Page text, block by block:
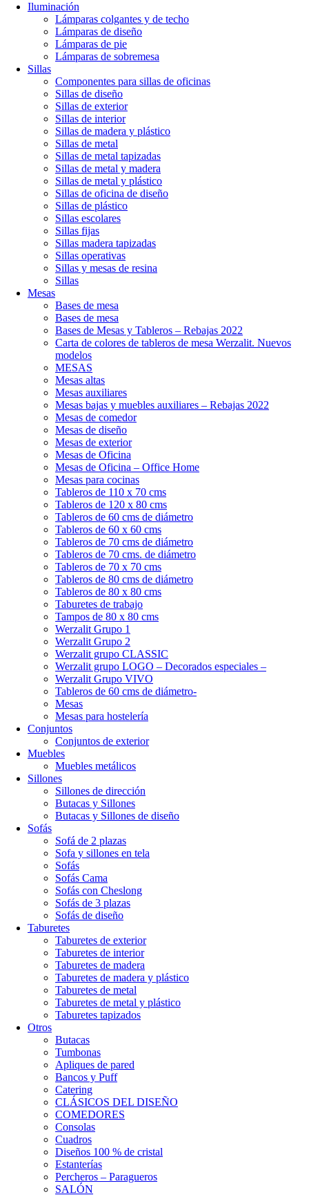
Iluminación
Lámparas colgantes y de techo
Lámparas de diseño
Lámparas de pie
Lámparas de sobremesa
Sillas
Componentes para sillas de oficinas
Sillas de diseño
Sillas de exterior
Sillas de interior
Sillas de madera y plástico
Sillas de metal
Sillas de metal tapizadas
Sillas de metal y madera
Sillas de metal y plástico
Sillas de oficina de diseño
Sillas de plástico
Sillas escolares
Sillas fijas
Sillas madera tapizadas
Sillas operativas
Sillas y mesas de resina
Sillas
Mesas
Bases de mesa
Bases de mesa
Bases de Mesas y Tableros – Rebajas 2022
Carta de colores de tableros de mesa Werzalit. Nuevos
modelos
MESAS
Mesas altas
Mesas auxiliares
Mesas bajas y muebles auxiliares – Rebajas 2022
Mesas de comedor
Mesas de diseño
Mesas de exterior
Mesas de Oficina
Mesas de Oficina – Office Home
Mesas para cocinas
Tableros de 110 x 70 cms
Tableros de 120 x 80 cms
Tableros de 60 cms de diámetro
Tableros de 60 x 60 cms
Tableros de 70 cms de diámetro
Tableros de 70 cms. de diámetro
Tableros de 70 x 70 cms
Tableros de 80 cms de diámetro
Tableros de 80 x 80 cms
Taburetes de trabajo
Tampos de 80 x 80 cms
Werzalit Grupo 1
Werzalit Grupo 2
Werzalit grupo CLASSIC
Werzalit grupo LOGO – Decorados especiales –
Werzalit Grupo VIVO
Tableros de 60 cms de diámetro-
Mesas
Mesas para hostelería
Conjuntos
Conjuntos de exterior
Muebles
Muebles metálicos
Sillones
Sillones de dirección
Butacas y Sillones
Butacas y Sillones de diseño
Sofás
Sofá de 2 plazas
Sofa y sillones en tela
Sofás
Sofás Cama
Sofás con Cheslong
Sofás de 3 plazas
Sofás de diseño
Taburetes
Taburetes de exterior
Taburetes de interior
Taburetes de madera
Taburetes de madera y plástico
Taburetes de metal
Taburetes de metal y plástico
Taburetes tapizados
Otros
Butacas
Tumbonas
Apliques de pared
Bancos y Puff
Catering
CLÁSICOS DEL DISEÑO
COMEDORES
Consolas
Cuadros
Diseños 100 % de cristal
Estanterías
Percheros – Paragueros
SALÓN